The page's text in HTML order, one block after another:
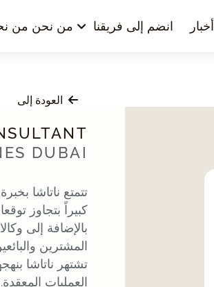
أخبار انضم إلى فريقنا من نحن من
العودة إلى
DUBAI
بالإضافة إلى
المشترين
تشتهر ناتاشا
العمليات المعقدة.